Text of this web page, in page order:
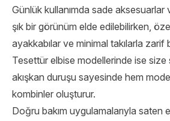
Günlük kullanımda sade aksesuarlar
şık bir görünüm elde edilebilirken,
ayakkabılar ve minimal takılarla zarif
Tesettür elbise modellerinde ise
akışkan duruşu sayesinde hem
kombinler oluşturur.
Doğru bakım uygulamalarıyla saten